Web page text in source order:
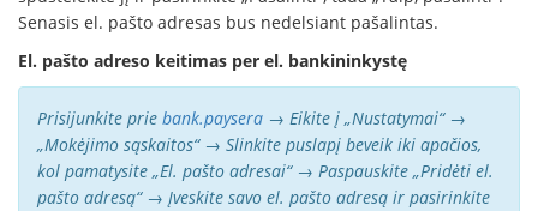
Senasis el. pašto adresas bus nedelsiant pašalintas.
El. pašto adreso keitimas per el. bankininkystę
Prisijunkite prie bank.paysera → Eikite į „Nustatymai“ →
„Mokėjimo sąskaitos“ → Slinkite puslapį beveik iki apačios,
kol pamatysite „El. pašto adresai“ → Paspauskite „Pridėti el.
pašto adresą“ → Įveskite savo el. pašto adresą ir pasirinkite